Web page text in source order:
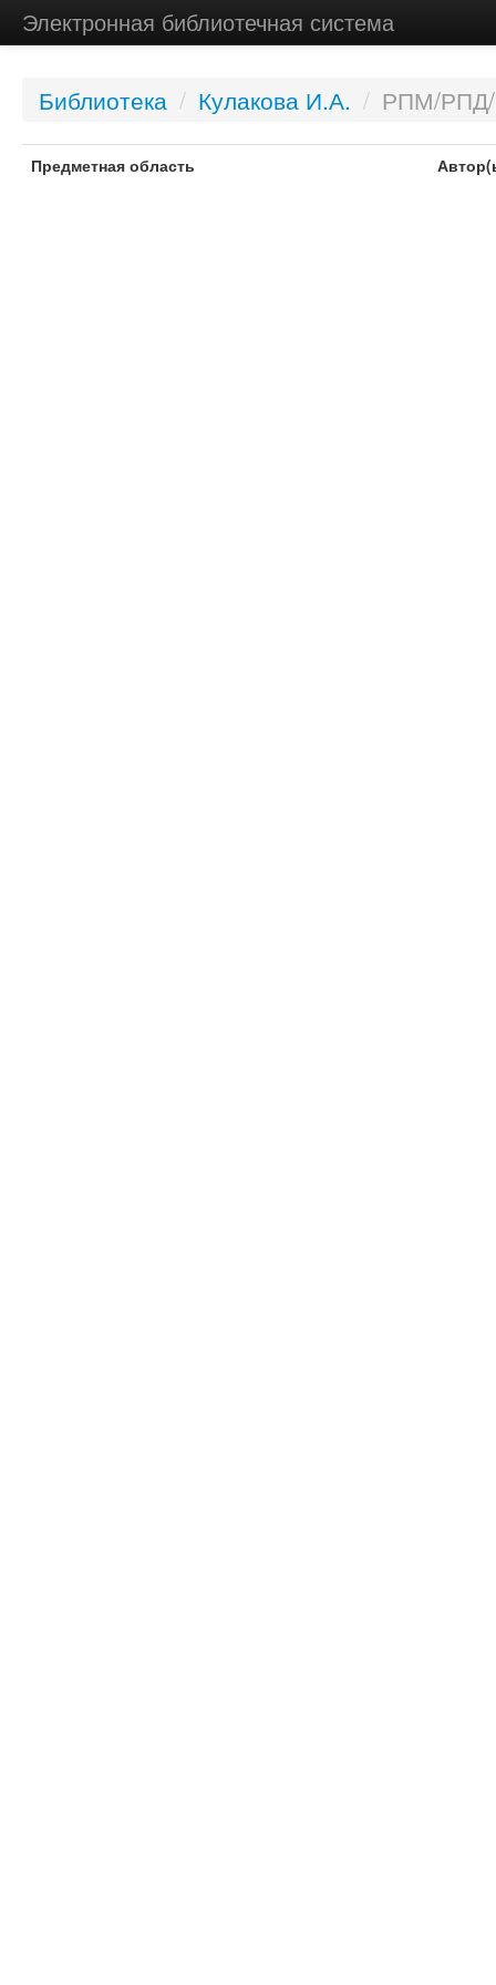
Электронная библиотечная система
Библиотека / Кулакова И.А. / РПМ/
Предметная область